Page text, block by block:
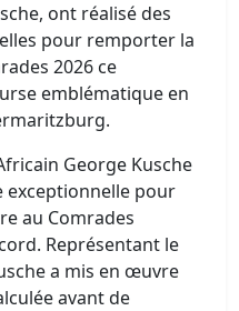
ont réalisé des
pour remporter la
2026 ce
emblématique en
George Kusche
exceptionnelle pour
au Comrades
Représentant le
a mis en œuvre
avant de